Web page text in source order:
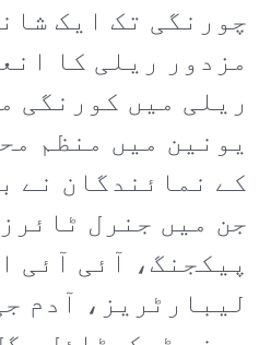
چورنگی تک ایک
مزدور ریلی کا
ریلی میں کورنگی
یونین میں منظم
کے نمائندگان نے
جن میں جنرل
پیکجنگ، آئی آئی
لیبارٹریز، آدم